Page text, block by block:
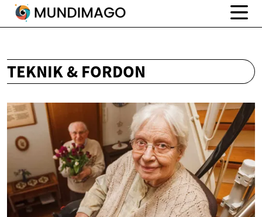
TEKNIK & FORDON